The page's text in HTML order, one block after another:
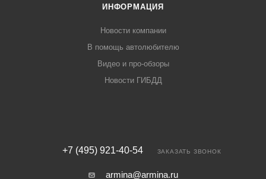
ИНФОРМАЦИЯ
Новости компании
В помощь автолюбителю
Видео и про-обзоры
Новости ГИБДД
+7 (495) 921-40-54 ЗАКАЗАТЬ ЗВОНОК
armina@armina.ru